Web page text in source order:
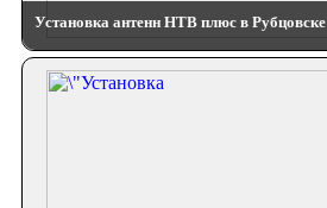
Установка антенн НТВ плюс в Рубцовске